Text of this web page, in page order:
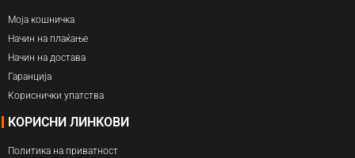
Моја кошничка
Начин на плаќање
Начин на достава
Гаранција
Кориснички упатства
КОРИСНИ ЛИНКОВИ
Политика на приватност